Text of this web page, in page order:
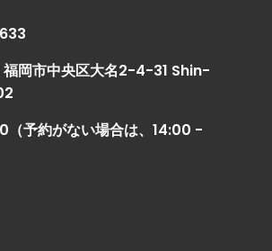
岡市中央区大名2-4-31 Shin-
（予約がない場合は、14:00 -